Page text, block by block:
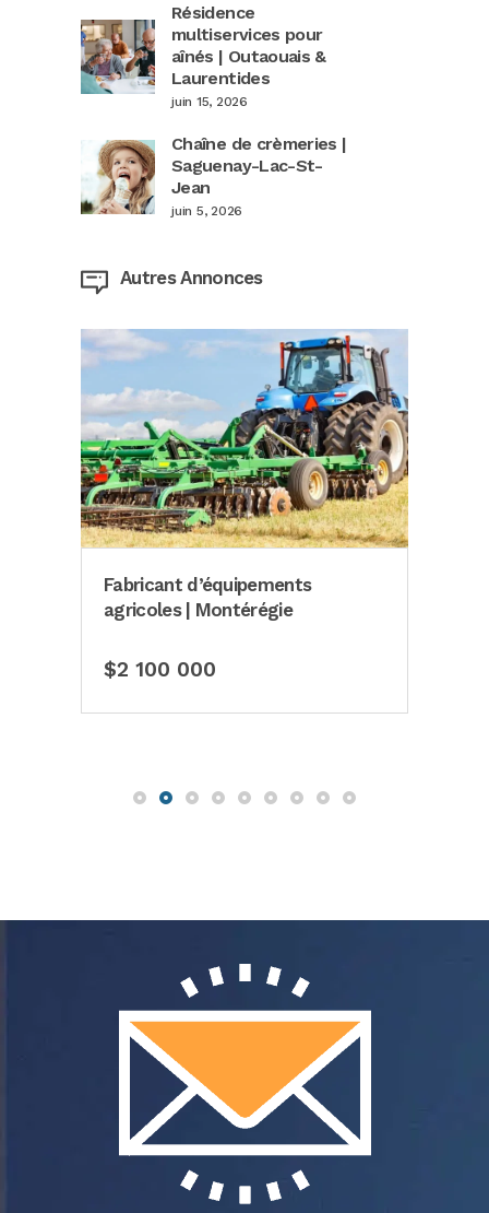
Résidence
multiservices pour
aînés | Outaouais &
Laurentides
juin 15, 2026
Chaîne de crèmeries |
Saguenay-Lac-St-
Jean
juin 5, 2026
Autres Annonces
Fabricant d’équipements
agricoles | Montérégie
$2 100 000